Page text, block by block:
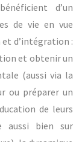
d’un
de vie en vue
d’intégration :
et obtenir un
(aussi via la
ou préparer un
de leurs
aussi bien sur